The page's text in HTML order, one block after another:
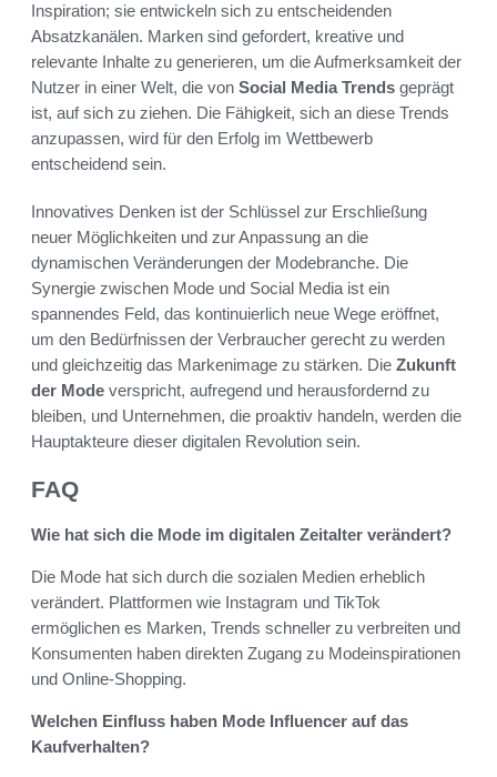
Inspiration; sie entwickeln sich zu entscheidenden
Absatzkanälen. Marken sind gefordert, kreative und
relevante Inhalte zu generieren, um die Aufmerksamkeit der
Nutzer in einer Welt, die von Social Media Trends geprägt
ist, auf sich zu ziehen. Die Fähigkeit, sich an diese Trends
anzupassen, wird für den Erfolg im Wettbewerb
entscheidend sein.
Innovatives Denken ist der Schlüssel zur Erschließung
neuer Möglichkeiten und zur Anpassung an die
dynamischen Veränderungen der Modebranche. Die
Synergie zwischen Mode und Social Media ist ein
spannendes Feld, das kontinuierlich neue Wege eröffnet,
um den Bedürfnissen der Verbraucher gerecht zu werden
und gleichzeitig das Markenimage zu stärken. Die Zukunft
der Mode verspricht, aufregend und herausfordernd zu
bleiben, und Unternehmen, die proaktiv handeln, werden die
Hauptakteure dieser digitalen Revolution sein.
FAQ
Wie hat sich die Mode im digitalen Zeitalter verändert?
Die Mode hat sich durch die sozialen Medien erheblich
verändert. Plattformen wie Instagram und TikTok
ermöglichen es Marken, Trends schneller zu verbreiten und
Konsumenten haben direkten Zugang zu Modeinspirationen
und Online-Shopping.
Welchen Einfluss haben Mode Influencer auf das
Kaufverhalten?